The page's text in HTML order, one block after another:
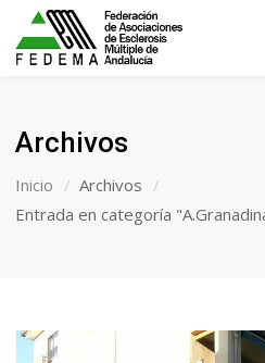
Archivos
Inicio
Archivos
Entrada en categoría